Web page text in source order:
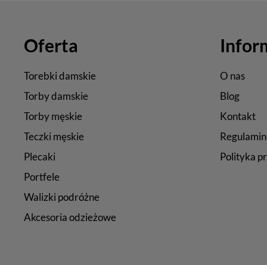
Oferta
Torebki damskie
Torby damskie
Torby męskie
Teczki męskie
Plecaki
Portfele
Walizki podróżne
Akcesoria odzieżowe
O nas
Blog
Kontakt
Polityka